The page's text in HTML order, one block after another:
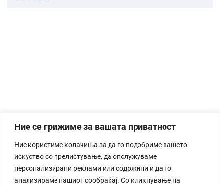
Ние се грижиме за вашата приватност
Ние користиме колачиња за да го подобриме вашето
искуство со прелистување, да опслужуваме
персонализирани реклами или содржини и да го
анализираме нашиот сообраќај. Со кликнување на